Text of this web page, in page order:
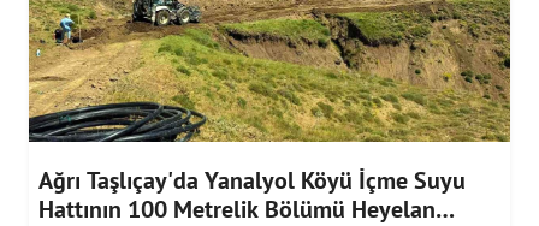
Ağrı Taşlıçay'da Yanalyol Köyü İçme Suyu
Hattının 100 Metrelik Bölümü Heyelan